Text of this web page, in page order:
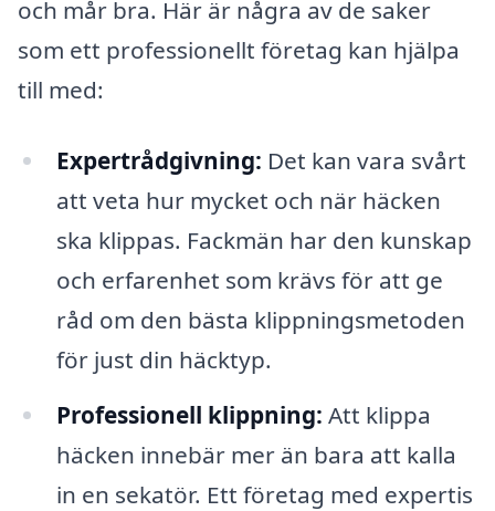
och mår bra. Här är några av de saker
som ett professionellt företag kan hjälpa
till med:
Expertrådgivning: Det kan vara svårt
att veta hur mycket och när häcken
ska klippas. Fackmän har den kunskap
och erfarenhet som krävs för att ge
råd om den bästa klippningsmetoden
för just din häcktyp.
Professionell klippning: Att klippa
häcken innebär mer än bara att kalla
in en sekatör. Ett företag med expertis